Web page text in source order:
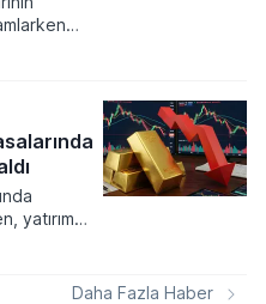
canlı
yatırım
Daha Fazla Haber